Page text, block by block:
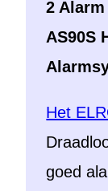
2
AS90S
Het
goed